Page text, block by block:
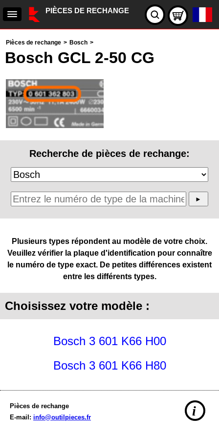
PIÈCES DE RECHANGE
Pièces de rechange > Bosch >
Bosch GCL 2-50 CG
Recherche de pièces de rechange:
Plusieurs types répondent au modèle de votre choix.
Veuillez vérifier la plaque d'identification pour connaître
le numéro de type exact. De petites différences existent
entre les différents types.
Choisissez votre modèle :
Bosch 3 601 K66 H00
Bosch 3 601 K66 H80
Pièces de rechange
E-mail: info@outilpieces.fr i